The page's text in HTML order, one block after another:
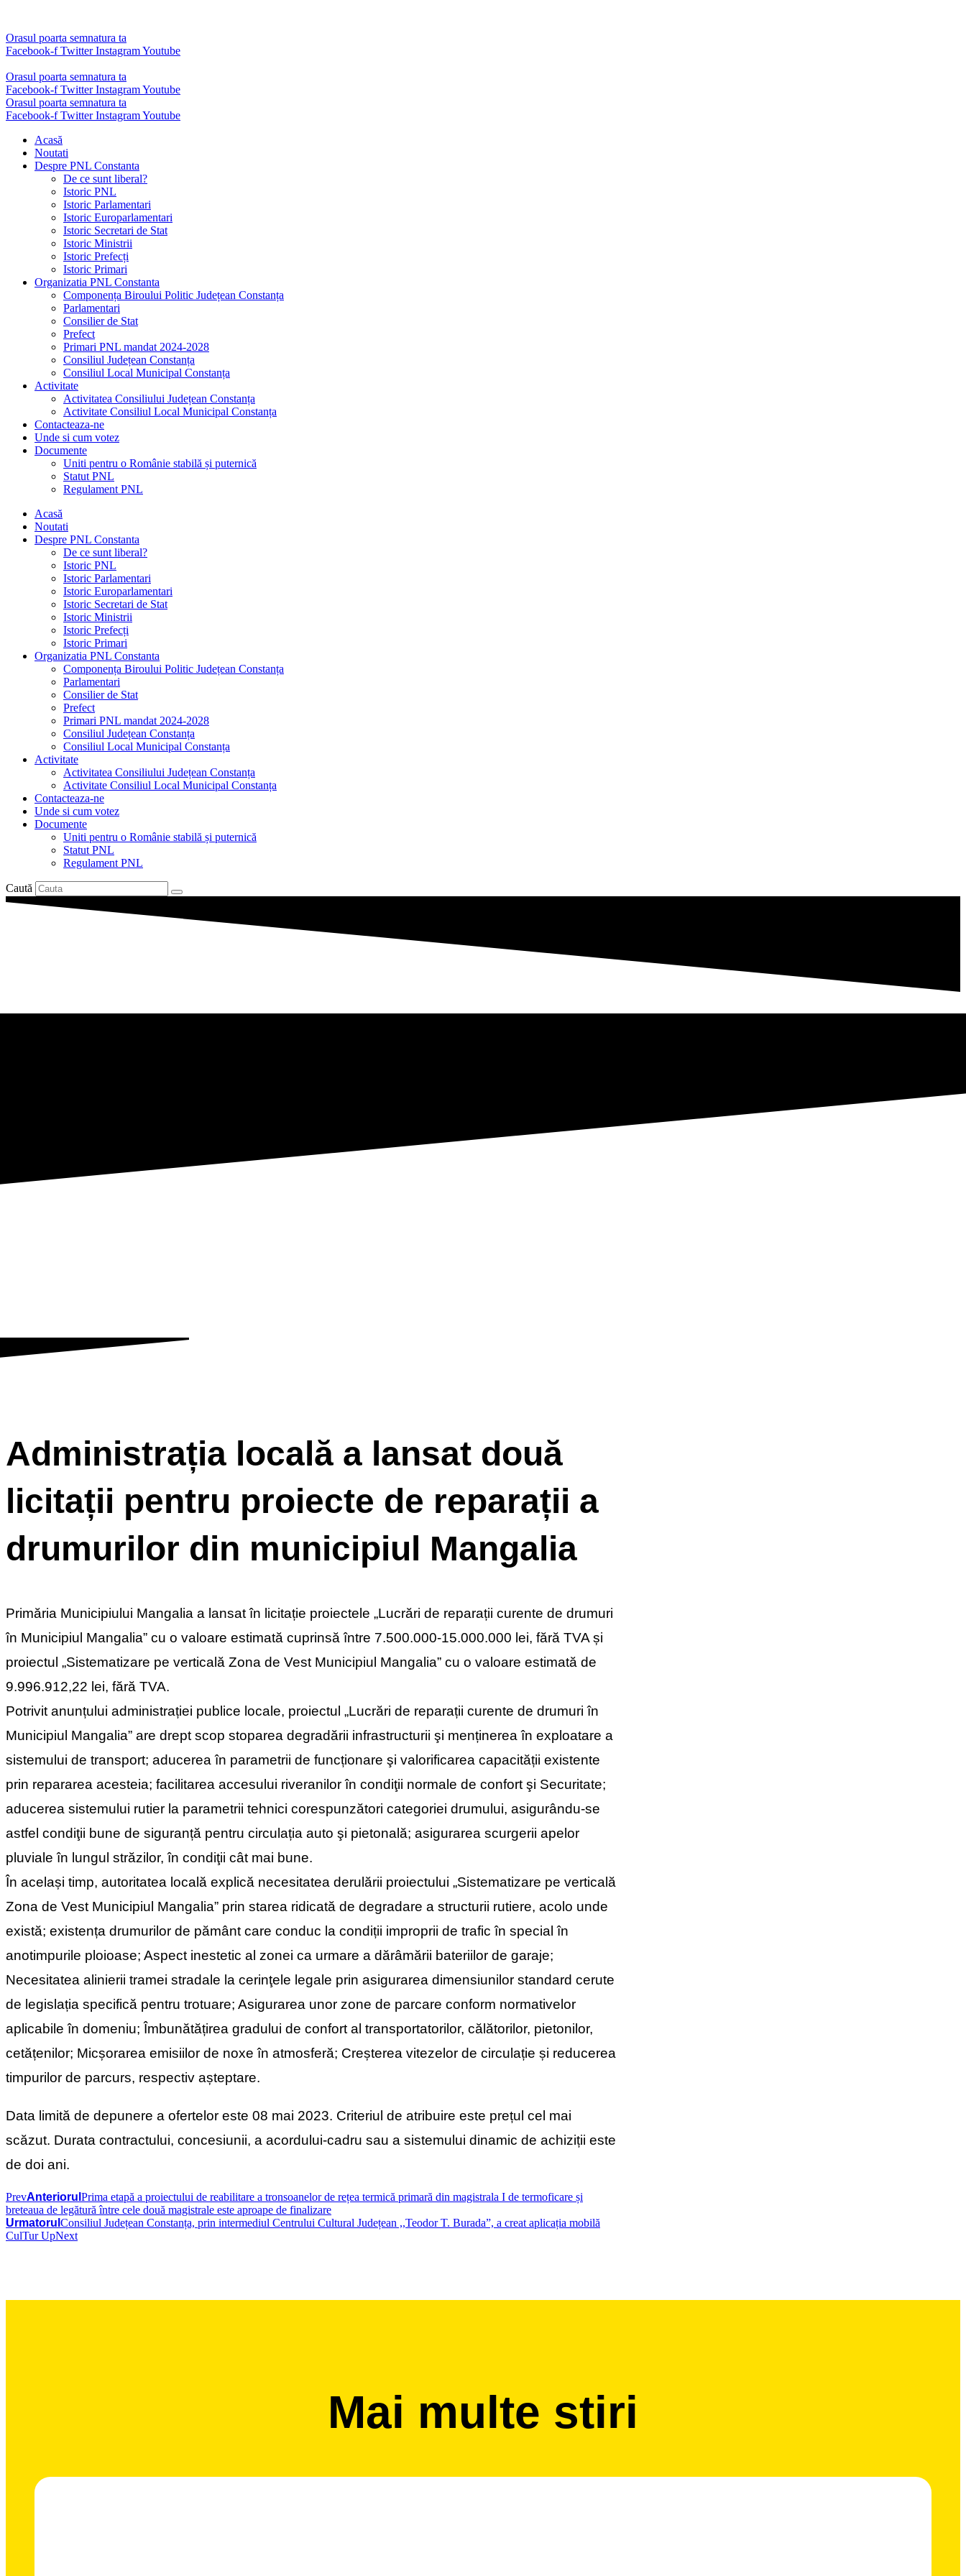
conținut
Orasul poarta semnatura ta
Facebook-f Twitter InstagramYoutube
Orasul poarta semnatura ta
Facebook-f Twitter InstagramYoutube
Orasul poarta semnatura ta
Facebook-f Twitter InstagramYoutube
Acasă
Noutati
Despre PNL Constanta
De ce sunt liberal?
Istoric PNL
Istoric Parlamentari
Istoric Europarlamentari
Istoric Secretari de Stat
Istoric Ministrii
Istoric Prefecți
Istoric Primari
Organizatia PNL Constanta
Componența Biroului Politic Județean Constanța
Parlamentari
Consilier de Stat
Prefect
Primari PNL mandat 2024-2028
Consiliul Județean Constanța
Consiliul Local Municipal Constanța
Activitate
Activitatea Consiliului Județean Constanța
Activitate Consiliul Local Municipal Constanța
Contacteaza-ne
Unde si cum votez
Documente
Uniti pentru o Românie stabilă și puternică
Statut PNL
Regulament PNL
Acasă
Noutati
Despre PNL Constanta
De ce sunt liberal?
Istoric PNL
Istoric Parlamentari
Istoric Europarlamentari
Istoric Secretari de Stat
Istoric Ministrii
Istoric Prefecți
Istoric Primari
Organizatia PNL Constanta
Componența Biroului Politic Județean Constanța
Parlamentari
Consilier de Stat
Prefect
Primari PNL mandat 2024-2028
Consiliul Județean Constanța
Consiliul Local Municipal Constanța
Activitate
Activitatea Consiliului Județean Constanța
Activitate Consiliul Local Municipal Constanța
Contacteaza-ne
Unde si cum votez
Documente
Uniti pentru o Românie stabilă și puternică
Statut PNL
Regulament PNL
Caută
Administrația locală a lansat două
licitații pentru proiecte de reparații a
drumurilor din municipiul Mangalia
Primăria Municipiului Mangalia a lansat în licitație proiectele „Lucrări de reparații curente de drumuri
în Municipiul Mangalia” cu o valoare estimată cuprinsă între 7.500.000-15.000.000 lei, fără TVA și
proiectul „Sistematizare pe verticală Zona de Vest Municipiul Mangalia” cu o valoare estimată de
9.996.912,22 lei, fără TVA.
Potrivit anunțului administrației publice locale, proiectul „Lucrări de reparații curente de drumuri în
Municipiul Mangalia” are drept scop stoparea degradării infrastructurii şi menținerea în exploatare a
sistemului de transport; aducerea în parametrii de funcționare şi valorificarea capacității existente
prin repararea acesteia; facilitarea accesului riveranilor în condiţii normale de confort şi Securitate;
aducerea sistemului rutier la parametrii tehnici corespunzători categoriei drumului, asigurându-se
astfel condiţii bune de siguranță pentru circulația auto şi pietonală; asigurarea scurgerii apelor
pluviale în lungul străzilor, în condiţii cât mai bune.
În același timp, autoritatea locală explică necesitatea derulării proiectului „Sistematizare pe verticală
Zona de Vest Municipiul Mangalia” prin starea ridicată de degradare a structurii rutiere, acolo unde
există; existența drumurilor de pământ care conduc la condiții improprii de trafic în special în
anotimpurile ploioase; Aspect inestetic al zonei ca urmare a dărâmării bateriilor de garaje;
Necesitatea alinierii tramei stradale la cerinţele legale prin asigurarea dimensiunilor standard cerute
de legislația specifică pentru trotuare; Asigurarea unor zone de parcare conform normativelor
aplicabile în domeniu; Îmbunătățirea gradului de confort al transportatorilor, călătorilor, pietonilor,
cetățenilor; Micșorarea emisiilor de noxe în atmosferă; Creșterea vitezelor de circulație și reducerea
timpurilor de parcurs, respectiv așteptare.
Data limită de depunere a ofertelor este 08 mai 2023. Criteriul de atribuire este prețul cel mai
scăzut. Durata contractului, concesiunii, a acordului-cadru sau a sistemului dinamic de achiziții este
de doi ani.
PrevAnteriorul Prima etapă a proiectului de reabilitare a tronsoanelor de rețea termică primară din magistrala I de termoficare și
breteaua de legătură între cele două magistrale este aproape de finalizare
Urmatorul Consiliul Județean Constanța, prin intermediul Centrului Cultural Județean ,,Teodor T. Burada”, a creat aplicația mobilă
CulTur UpNext
Mai multe stiri